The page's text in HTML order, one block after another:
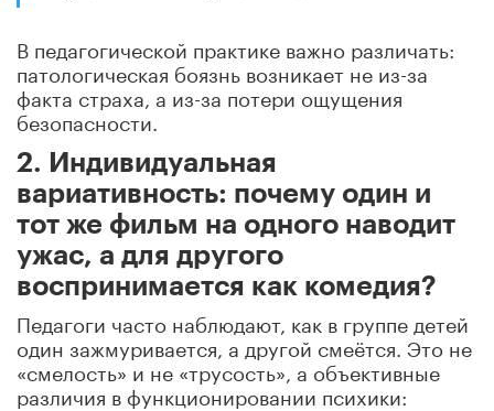
В педагогической практике важно различать:
патологическая боязнь возникает не из-за
факта страха, а из-за потери ощущения
безопасности.
2. Индивидуальная
вариативность: почему один и
тот же фильм на одного наводит
ужас, а для другого
воспринимается как комедия?
Педагоги часто наблюдают, как в группе детей
один зажмуривается, а другой смеётся. Это не
«смелость» и не «трусость», а объективные
различия в функционировании психики: